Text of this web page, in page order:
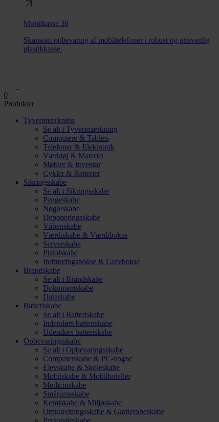
Mobilkasse 30
Skånsom opbevaring af mobiltelefoner i robust og prisvenlig
plastikkasse.
0
Produkter
Tyverimærkning
Se alt i Tyverimærkning
Computere & Tablets
Telefoner & Elektronik
Værktøj & Materiel
Møbler & Inventar
Cykler & Batterier
Sikringsskabe
Se alt i Sikringsskabe
Pengeskabe
Nøgleskabe
Deponeringsskabe
Våbenskabe
Værdiskabe & Værdibokse
Serverskabe
Pistolskabe
Indmuringsbokse & Gulvbokse
Brandskabe
Se alt i Brandskabe
Dokumentskabe
Dataskabe
Batteriskabe
Se alt i Batteriskabe
Indendørs batteriskabe
Udendørs batteriskabe
Opbevaringsskabe
Se alt i Opbevaringsskabe
Computerskabe & PC-vogne
Elevskabe & Skoleskabe
Mobilskabe & Mobilhoteller
Medicinskabe
Smårumsskabe
Kemiskabe & Miljøskabe
Omklædningsskabe & Garderobeskabe
Personaleskabe